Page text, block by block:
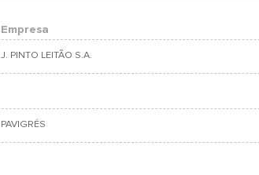
Empresa
J. PINTO LEITÃO S.A.
PAVIGRÉS